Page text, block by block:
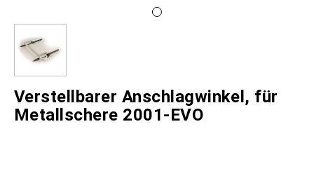
Verstellbarer Anschlagwinkel, für
Metallschere 2001-EVO